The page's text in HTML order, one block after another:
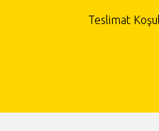
Teslimat